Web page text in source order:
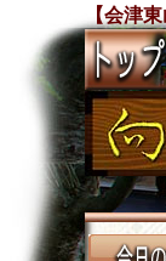
【会津